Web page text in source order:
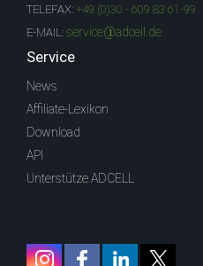
TELEFAX: +49 (0)30 - 609 83 61-99
E-MAIL: service@adcell.de
Service
News
Affiliate-Lexikon
Download
API
Unterstütze ADCELL